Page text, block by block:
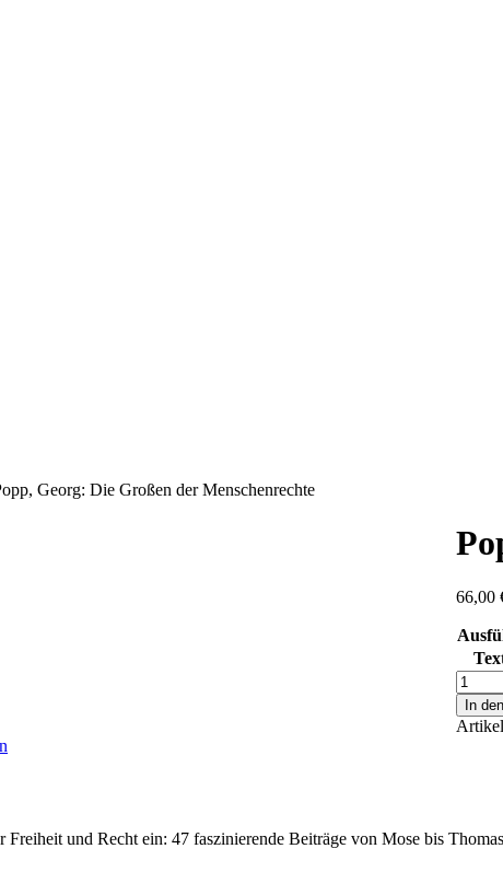
Georg: Die Großen der Menschenrechte
66,00
Popp,
Georg:
Die
In
Freiheit und Recht ein: 47 faszinierende Beiträge von Mose bis